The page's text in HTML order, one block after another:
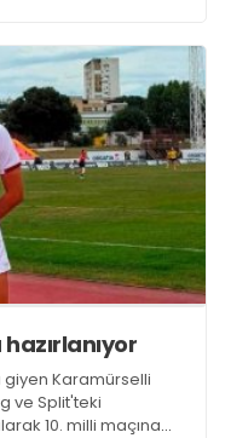
giyen Karamürselli
ve Split'teki
10. milli maçına